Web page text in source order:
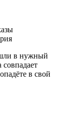
в нужный
в свой